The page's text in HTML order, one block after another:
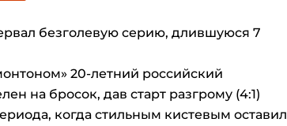
безголевую серию, длившуюся 7
20-летний российский
на бросок, дав старт разгрому (4:1)
когда стильным кистевым оставил